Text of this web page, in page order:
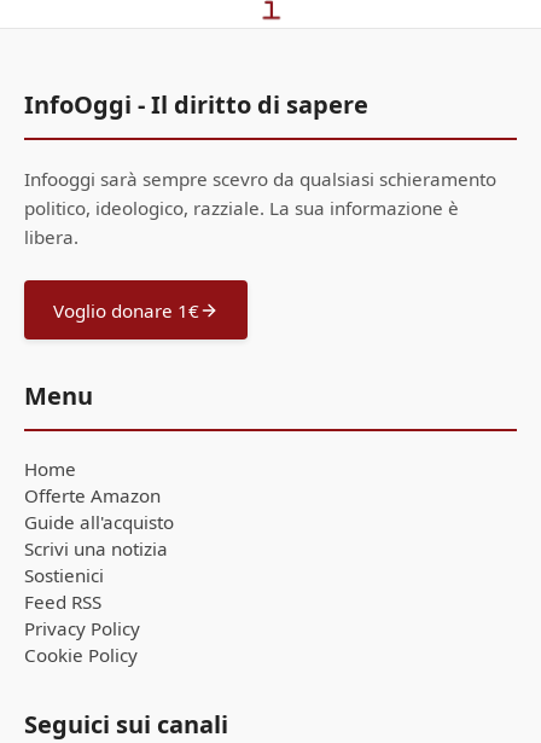
InfoOggi - Il diritto di sapere
Infooggi sarà sempre scevro da qualsiasi schieramento
politico, ideologico, razziale. La sua informazione è
libera.
Voglio donare 1€
Menu
Home
Offerte Amazon
Guide all'acquisto
Scrivi una notizia
Sostienici
Feed RSS
Privacy Policy
Cookie Policy
Seguici sui canali